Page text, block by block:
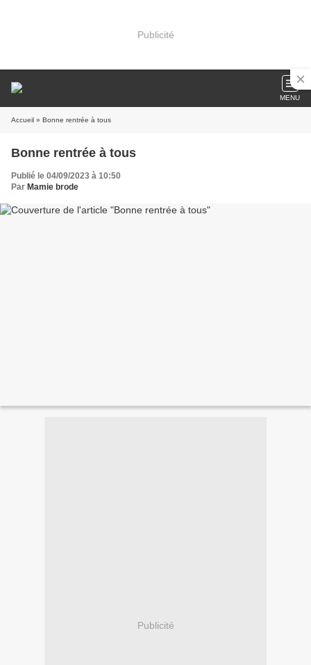
Publicité
MENU
Accueil » Bonne rentrée à tous
Bonne rentrée à tous
Publié le 04/09/2023 à 10:50
Par Mamie brode
Publicité